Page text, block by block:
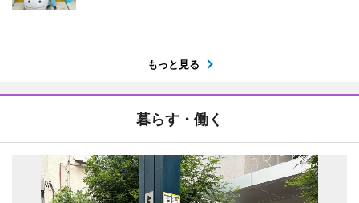
もっと見る
暮らす・働く